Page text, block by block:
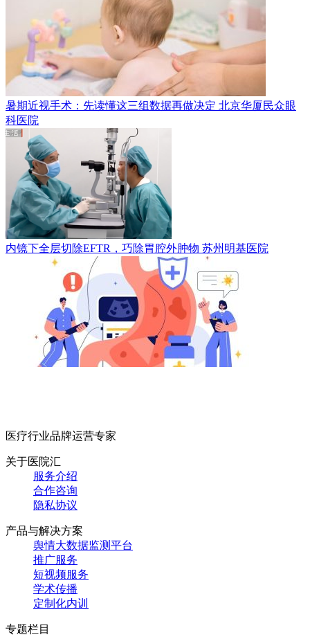
暑期近视手术：先读懂这三组数据再做决定 北京华厦民众眼
科医院
内镜下全层切除EFTR，巧除胃腔外肿物 苏州明基医院
医疗行业品牌运营专家
关于医院汇
服务介绍
合作咨询
隐私协议
产品与解决方案
舆情大数据监测平台
推广服务
短视频服务
学术传播
定制化内训
专题栏目